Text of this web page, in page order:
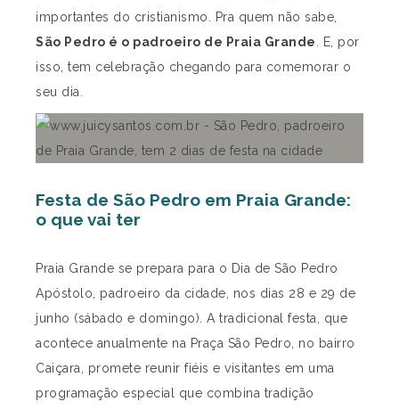
importantes do cristianismo. Pra quem não sabe,
São Pedro é o padroeiro de Praia Grande . E, por
isso, tem celebração chegando para comemorar o
seu dia.
Festa de São Pedro em Praia Grande:
o que vai ter
Praia Grande se prepara para o Dia de São Pedro
Apóstolo, padroeiro da cidade, nos dias 28 e 29 de
junho (sábado e domingo). A tradicional festa, que
acontece anualmente na Praça São Pedro, no bairro
Caiçara, promete reunir fiéis e visitantes em uma
programação especial que combina tradição